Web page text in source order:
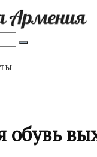
обувь